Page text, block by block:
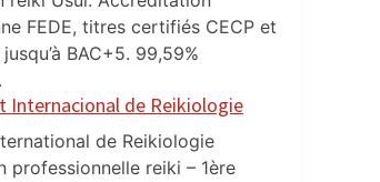
FEDE, titres certifiés CECP et
BAC+5. 99,59%
Internacional de Reikiologie
de Reikiologie
professionnelle reiki – 1ère